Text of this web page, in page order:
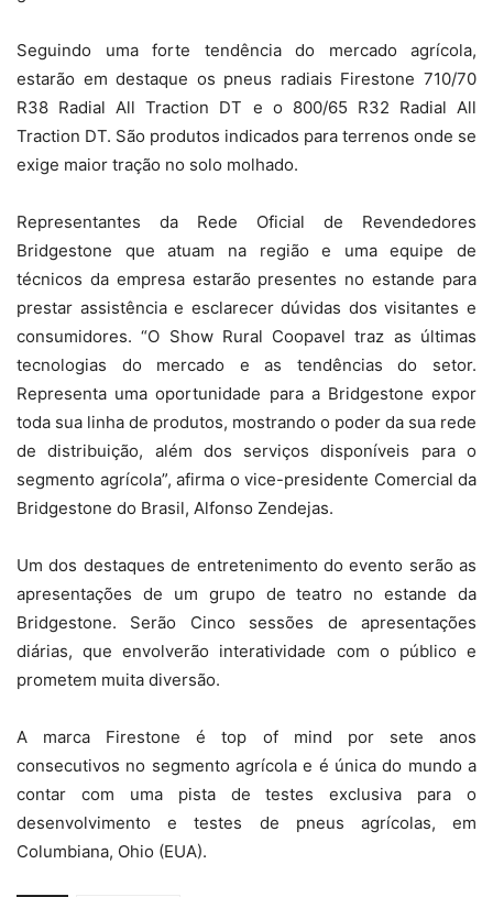
Seguindo uma forte tendência do mercado agrícola,
estarão em destaque os pneus radiais Firestone 710/70
R38 Radial All Traction DT e o 800/65 R32 Radial All
Traction DT. São produtos indicados para terrenos onde se
exige maior tração no solo molhado.
Representantes da Rede Oficial de Revendedores
Bridgestone que atuam na região e uma equipe de
técnicos da empresa estarão presentes no estande para
prestar assistência e esclarecer dúvidas dos visitantes e
consumidores. “O Show Rural Coopavel traz as últimas
tecnologias do mercado e as tendências do setor.
Representa uma oportunidade para a Bridgestone expor
toda sua linha de produtos, mostrando o poder da sua rede
de distribuição, além dos serviços disponíveis para o
segmento agrícola”, afirma o vice-presidente Comercial da
Bridgestone do Brasil, Alfonso Zendejas.
Um dos destaques de entretenimento do evento serão as
apresentações de um grupo de teatro no estande da
Bridgestone. Serão Cinco sessões de apresentações
diárias, que envolverão interatividade com o público e
prometem muita diversão.
A marca Firestone é top of mind por sete anos
consecutivos no segmento agrícola e é única do mundo a
contar com uma pista de testes exclusiva para o
desenvolvimento e testes de pneus agrícolas, em
Columbiana, Ohio (EUA).